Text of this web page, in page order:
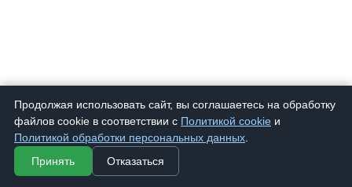
Продолжая использовать сайт, вы соглашаетесь на обработку
файлов cookie в соответствии с Политикой cookie и
Политикой обработки персональных данных
Принять
Отказаться